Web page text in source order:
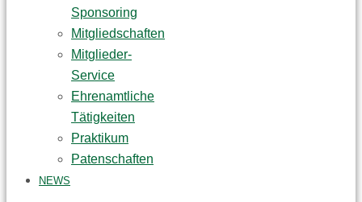
Sponsoring
Mitgliedschaften
Mitglieder-
Service
Ehrenamtliche
Tätigkeiten
Praktikum
Patenschaften
NEWS